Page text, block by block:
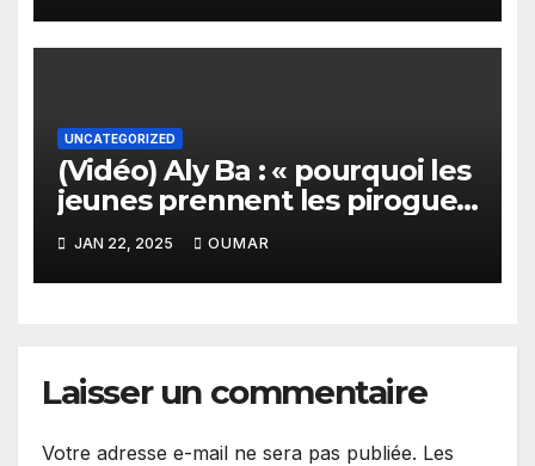
les zones d’ombre
UNCATEGORIZED
(Vidéo) Aly Ba : « pourquoi les
jeunes prennent les pirogues
pour se rendre en Europe »
JAN 22, 2025 OUMAR
Laisser un commentaire
Votre adresse e-mail ne sera pas publiée. Les